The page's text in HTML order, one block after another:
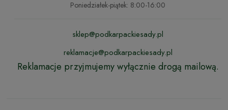
Poniedziałek-piątek: 8:00-16:00
sklep@podkarpackiesady.pl
reklamacje@podkarpackiesady.pl
Reklamacje przyjmujemy wyłącznie drogą mailową.